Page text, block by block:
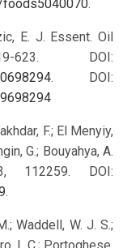
.
E. J. Essent. Oil
DOI:
. DOI:
F.; El Menyiy,
G.; Bouyahya, A.
112259. DOI:
.
Waddell, W. J. S.;
I. C.; Portoghese,